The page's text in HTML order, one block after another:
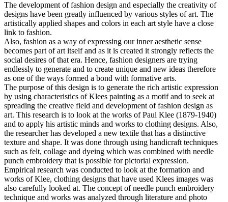
The development of fashion design and especially the creativity of
designs have been greatly influenced by various styles of art. The
artistically applied shapes and colors in each art style have a close
link to fashion.
Also, fashion as a way of expressing our inner aesthetic sense
becomes part of art itself and as it is created it strongly reflects the
social desires of that era. Hence, fashion designers are trying
endlessly to generate and to create unique and new ideas therefore
as one of the ways formed a bond with formative arts.
The purpose of this design is to generate the rich artistic expression
by using characteristics of Klees painting as a motif and to seek at
spreading the creative field and development of fashion design as
art. This research is to look at the works of Paul Klee (1879-1940)
and to apply his artistic minds and works to clothing designs. Also,
the researcher has developed a new textile that has a distinctive
texture and shape. It was done through using handicraft techniques
such as felt, collage and dyeing which was combined with needle
punch embroidery that is possible for pictorial expression.
Empirical research was conducted to look at the formation and
works of Klee, clothing designs that have used Klees images was
also carefully looked at. The concept of needle punch embroidery
technique and works was analyzed through literature and photo